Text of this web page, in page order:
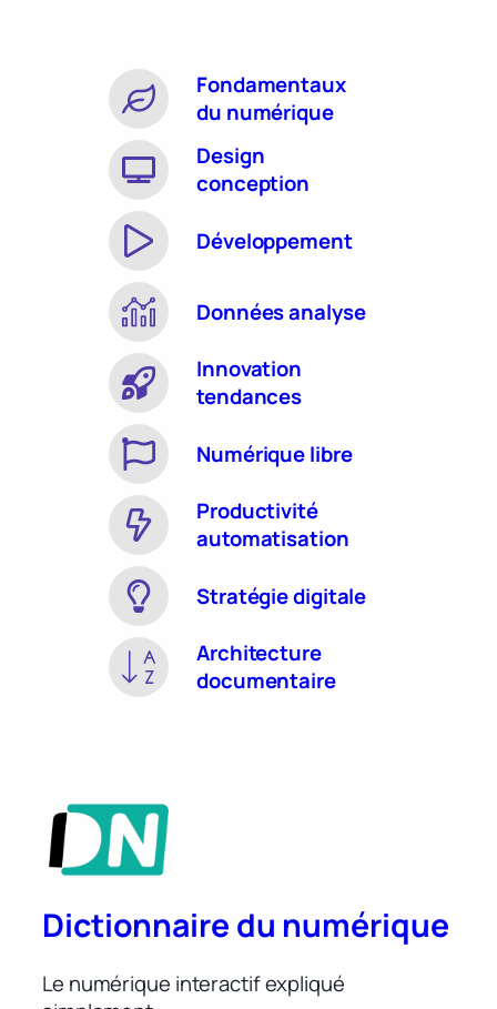
Fondamentaux
du numérique
Design
conception
Développement
Données analyse
Innovation
tendances
Numérique libre
Productivité
automatisation
Stratégie digitale
Architecture
documentaire
Dictionnaire du numérique
Le numérique interactif expliqué